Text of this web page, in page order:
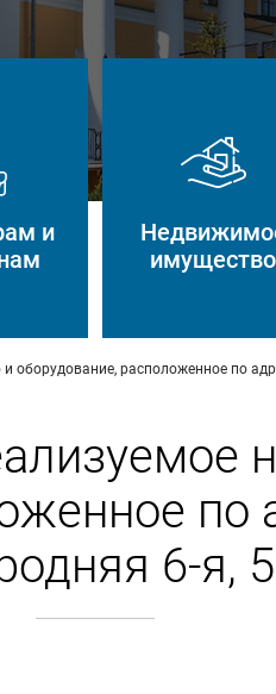
и
имущество
расположенное по
по
6-я,